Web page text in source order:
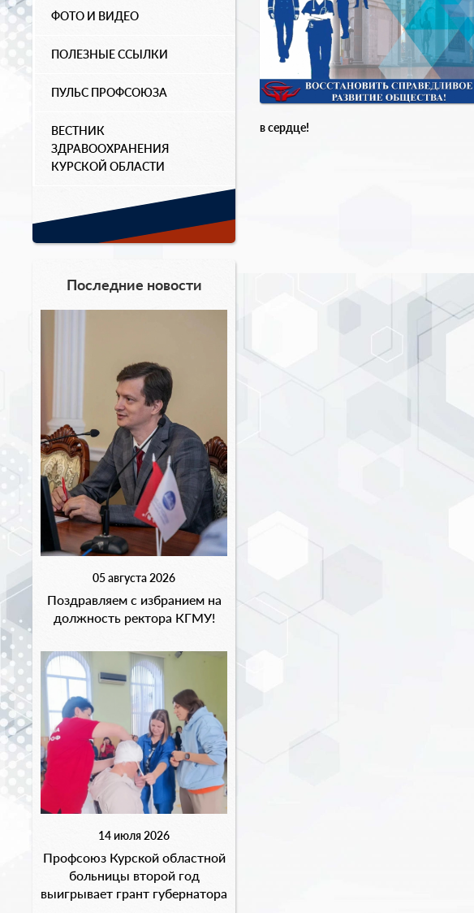
ФОТО И ВИДЕО
ПОЛЕЗНЫЕ ССЫЛКИ
ПУЛЬС ПРОФСОЮЗА
ВЕСТНИК
ЗДРАВООХРАНЕНИЯ
КУРСКОЙ ОБЛАСТИ
Последние новости
05 августа 2026
Поздравляем с избранием на
должность ректора КГМУ!
14 июля 2026
Профсоюз Курской областной
больницы второй год
выигрывает грант губернатора
в сердце!